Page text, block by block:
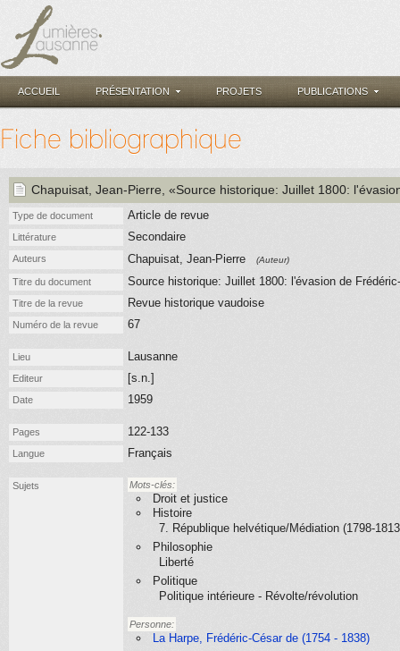
ACCUEIL PRÉSENTATION PROJETS PUBLICATIONS
Fiche bibliographique
Chapuisat, Jean-Pierre , «Source historique: Juillet 1800:
Type de document Article de revue
Littérature Secondaire
Auteurs Chapuisat, Jean-Pierre (Auteur)
Titre du document Source historique: Juillet 1800: l'évasion de
Titre de la revue Revue historique vaudoise
Numéro de la revue 67
Lieu Lausanne
Editeur [s.n.]
Date 1959
Pages 122-133
Langue Français
Sujets Mots-clés:
Droit et justice
Histoire
7. République helvétique/Médiation (1798-
Philosophie
Liberté
Politique
Politique intérieure - Révolte/révolution
Personne:
La Harpe, Frédéric-César de (1754 - 1838)